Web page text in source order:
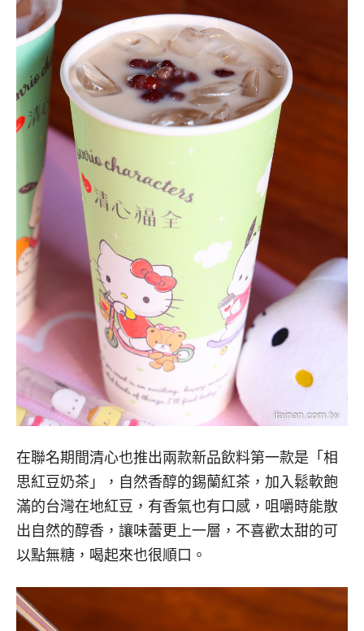
在聯名期間清心也推出兩款新品飲料第一款是「相
思紅豆奶茶」，自然香醇的錫蘭紅茶，加入鬆軟飽
滿的台灣在地紅豆，有香氣也有口感，咀嚼時能散
出自然的醇香，讓味蕾更上一層，不喜歡太甜的可
以點無糖，喝起來也很順口。